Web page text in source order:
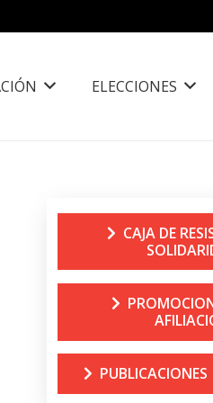
ELECCIONES
CAJA DE
PUBLICACIONES